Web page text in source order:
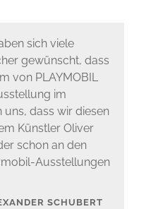
sich viele
gewünscht, dass
von PLAYMOBIL
im
uns, dass wir diesen
Künstler Oliver
schon an den
Ausstellungen
SCHUBERT